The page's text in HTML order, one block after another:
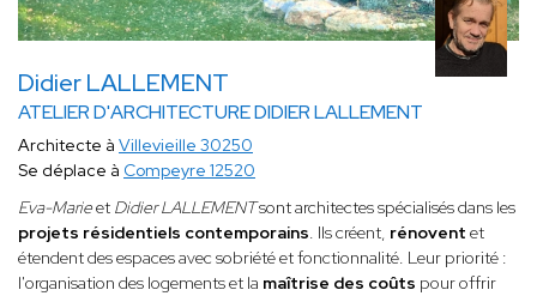
Didier LALLEMENT
ATELIER D'ARCHITECTURE DIDIER LALLEMENT
Architecte à Villevieille 30250
Se déplace à Compeyre 12520
Eva-Marieet Didier LALLEMENTsont architectes spécialisés dans les
projets résidentiels contemporains. Ils créent, rénovent et
étendent des espaces avec sobriété et fonctionnalité. Leur priorité :
l'organisation des logements et la maîtrise des coûts pour offrir